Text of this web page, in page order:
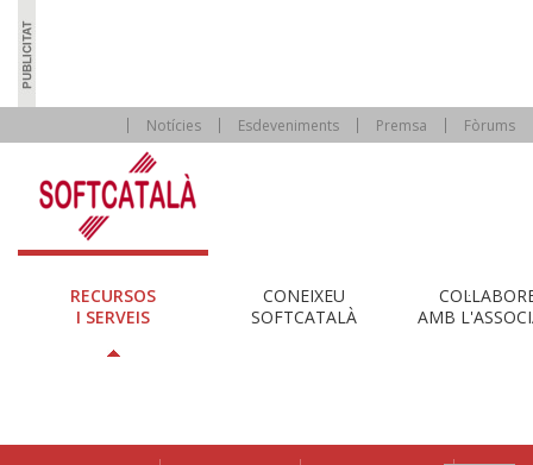
Notícies Esdeveniments Premsa Fòrums
RECURSOS
I SERVEIS
CONEIXEU
SOFTCATALÀ
AMB